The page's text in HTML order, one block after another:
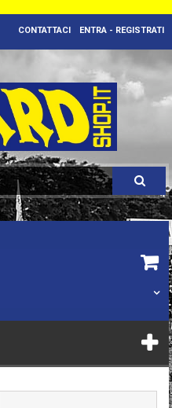
ENTRA - REGISTRATI
CONTATTACI